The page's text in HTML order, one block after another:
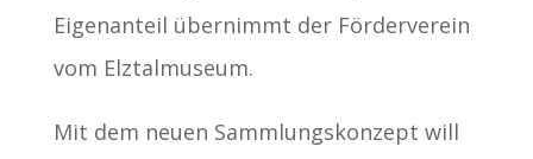
Eigenanteil übernimmt der Förderverein
vom Elztalmuseum.
Mit dem neuen Sammlungskonzept will